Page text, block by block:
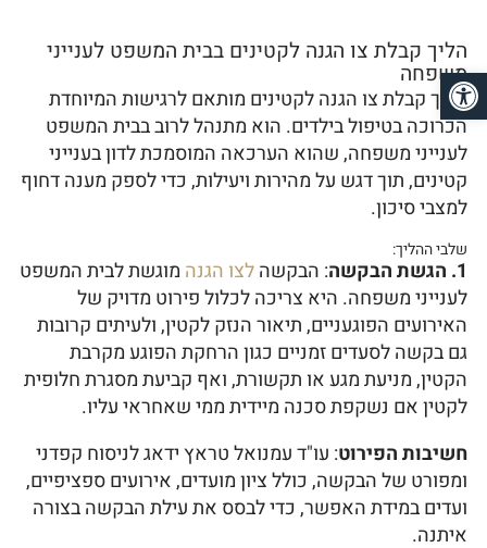
הליך קבלת צו הגנה לקטינים בבית המשפט לענייני
משפחה
הליך קבלת צו הגנה לקטינים מותאם לרגישות המיוחדת
הכרוכה בטיפול בילדים. הוא מתנהל לרוב בבית המשפט
לענייני משפחה, שהוא הערכאה המוסמכת לדון בענייני
קטינים, תוך דגש על מהירות ויעילות, כדי לספק מענה דחוף
למצבי סיכון.
שלבי ההליך:
1. הגשת הבקשה : הבקשהלצו הגנה מוגשת לבית המשפט
לענייני משפחה. היא צריכה לכלול פירוט מדויק של
האירועים הפוגעניים, תיאור הנזק לקטין, ולעיתים קרובות
גם בקשה לסעדים זמניים כגון הרחקת הפוגע מקרבת
הקטין, מניעת מגע או תקשורת, ואף קביעת מסגרת חלופית
לקטין אם נשקפת סכנה מיידית ממי שאחראי עליו.
חשיבות הפירוט: עו"ד עמנואל טראץ ידאג לניסוח קפדני
ומפורט של הבקשה, כולל ציון מועדים, אירועים ספציפיים,
ועדים במידת האפשר, כדי לבסס את עילת הבקשה בצורה
איתנה.
פתח סרגל נגישות